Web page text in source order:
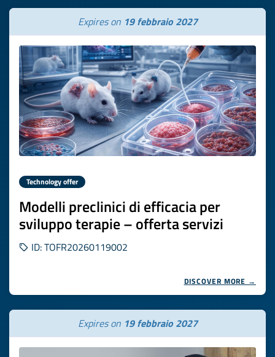
Expires on 19 febbraio 2027
Technology offer
Modelli preclinici di efficacia per
sviluppo terapie – offerta servizi
ID: TOFR20260119002
DISCOVER MORE →
Expires on 19 febbraio 2027